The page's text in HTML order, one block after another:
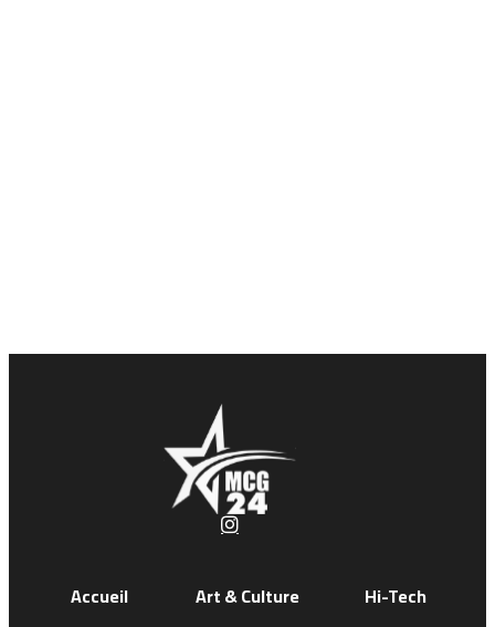
Accueil
Art & Culture
Hi-Tech